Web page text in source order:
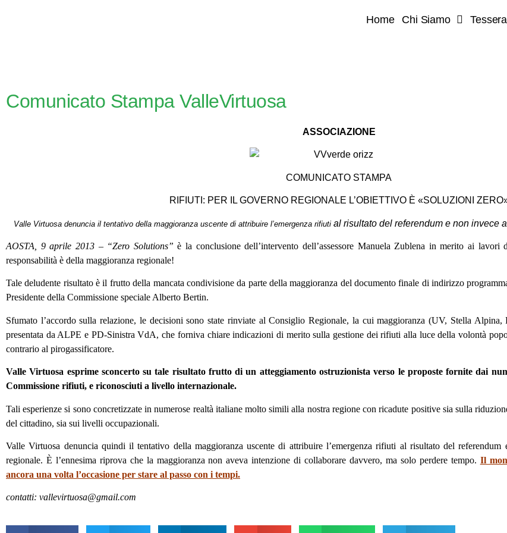
Home Chi Siamo
Comunicato Stampa ValleVirtuosa
ASSOCIAZIONE
COMUNICATO STAMPA
RIFIUTI: PER IL GOVERNO REGIONALE L’OBIETTIVO È «SOLUZIONI
Valle Virtuosa denuncia il tentativo della maggioranza uscente di attribuire l’emergenza rifiuti al risultato del referendum e non invece
AOSTA, 9 aprile 2013– “Zero Solutions”è la conclusione dell’intervento dell’assessore Manuela Zublena in merito ai
responsabilità è della maggioranza regionale!
Tale deludente risultato è il frutto della mancata condivisione da parte della maggioranza del documento finale di indirizzo
Presidente della Commissione speciale Alberto Bertin.
Sfumato l’accordo sulla relazione, le decisioni sono state rinviate al Consiglio Regionale, la cui maggioranza (UV, Stella
presentata da ALPE e PD-Sinistra VdA, che forniva chiare indicazioni di merito sulla gestione dei rifiuti alla luce della volontà
contrario al pirogassificatore.
Valle Virtuosa esprime sconcerto su tale risultato frutto di un atteggiamento ostruzionista verso le proposte fornite dai
Commissione rifiuti, e riconosciuti a livello internazionale.
Tali esperienze si sono concretizzate in numerose realtà italiane molto simili alla nostra regione con ricadute positive sia sulla
del cittadino, sia sui livelli occupazionali.
Valle Virtuosa denuncia quindi il tentativo della maggioranza uscente di attribuire l’emergenza rifiuti al risultato del
regionale. È l’ennesima riprova che la maggioranza non aveva intenzione di collaborare davvero, ma solo perdere tempo. Il
ancora una volta l’occasione per stare al passo con i tempi.
contatti: vallevirtuosa@gmail.com